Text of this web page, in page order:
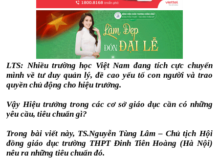
LTS: Nhiều trường học Việt Nam đang tích cực chuyển
mình về tư duy quản lý, đề cao yếu tố con người và trao
quyền chủ động cho hiệu trưởng.
Vậy Hiệu trưởng trong các cơ sở giáo dục cần có những
yêu cầu, tiêu chuẩn gì?
Trong bài viết này, TS.Nguyễn Tùng Lâm – Chủ tịch Hội
đồng giáo dục trường THPT Đinh Tiên Hoàng (Hà Nội)
nêu ra những tiêu chuẩn đó.